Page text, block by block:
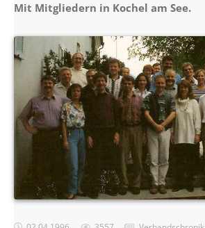
Mit Mitgliedern in Kochel am See.